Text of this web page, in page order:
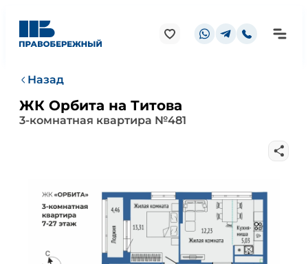
Назад
ЖК Орбита на Титова
3-комнатная квартира №481